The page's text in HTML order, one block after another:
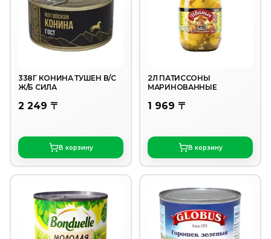
338Г КОНИНА ТУШЕН В/С
Ж/Б СИЛА
2 249 〒
В корзину
2Л ПАТИССОНЫ
МАРИНОВАННЫЕ
1 969 〒
В корзину